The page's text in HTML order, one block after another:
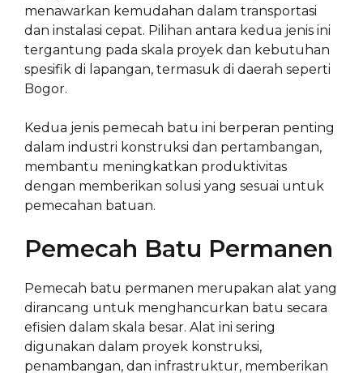
menawarkan kemudahan dalam transportasi
dan instalasi cepat. Pilihan antara kedua jenis ini
tergantung pada skala proyek dan kebutuhan
spesifik di lapangan, termasuk di daerah seperti
Bogor.
Kedua jenis pemecah batu ini berperan penting
dalam industri konstruksi dan pertambangan,
membantu meningkatkan produktivitas
dengan memberikan solusi yang sesuai untuk
pemecahan batuan.
Pemecah Batu Permanen
Pemecah batu permanen merupakan alat yang
dirancang untuk menghancurkan batu secara
efisien dalam skala besar. Alat ini sering
digunakan dalam proyek konstruksi,
penambangan, dan infrastruktur, memberikan